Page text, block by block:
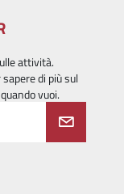
attività.
di più sul
vuoi.